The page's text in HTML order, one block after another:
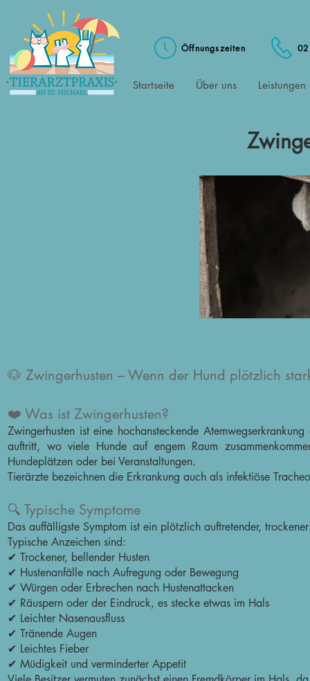
Öffnungszeiten
Startseite Über uns Leistungen
🐶 Zwingerhusten – Wenn der Hund plötzlich
❤️ Was ist Zwingerhusten?
Zwingerhusten ist eine hochansteckende
auftritt, wo viele Hunde auf engem Raum
Hundeplätzen oder bei Veranstaltungen.
Tierärzte bezeichnen die Erkrankung auch als infektiöse
🔍 Typische Symptome
Das auffälligste Symptom ist ein plötzlich auftretender,
Typische Anzeichen sind:
✔ Trockener, bellender Husten
✔ Hustenanfälle nach Aufregung oder Bewegung
✔ Würgen oder Erbrechen nach Hustenattacken
✔ Räuspern oder der Eindruck, es stecke etwas im Hals
✔ Leichter Nasenausfluss
✔ Tränende Augen
✔ Leichtes Fieber
✔ Müdigkeit und verminderter Appetit